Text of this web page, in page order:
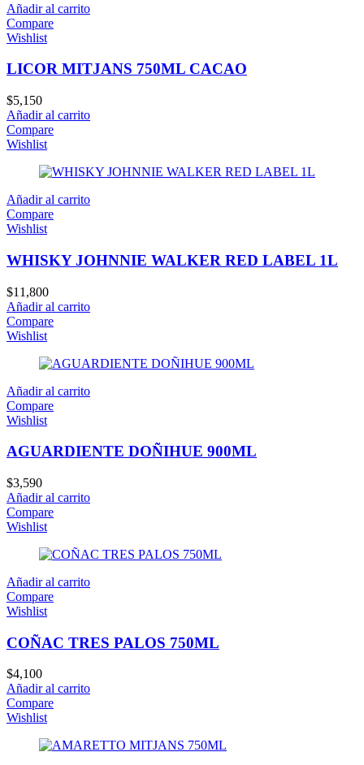
Añadir al carrito
Compare
Wishlist
LICOR MITJANS 750ML CACAO
$5,150
Añadir al carrito
Compare
Wishlist
Añadir al carrito
Compare
Wishlist
WHISKY JOHNNIE WALKER RED LABEL 1L
$11,800
Añadir al carrito
Compare
Wishlist
Añadir al carrito
Compare
Wishlist
AGUARDIENTE DOÑIHUE 900ML
$3,590
Añadir al carrito
Compare
Wishlist
Añadir al carrito
Compare
Wishlist
COÑAC TRES PALOS 750ML
$4,100
Añadir al carrito
Compare
Wishlist